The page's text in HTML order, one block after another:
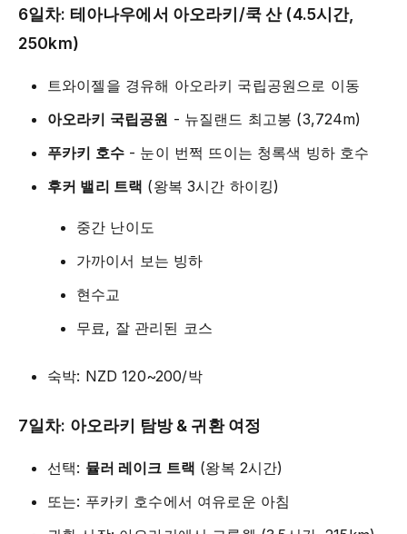
6일차: 테아나우에서 아오라키/쿡 산 (4.5시간,
250km)
트와이젤을 경유해 아오라키 국립공원으로 이동
아오라키 국립공원 - 뉴질랜드 최고봉 (3,724m)
푸카키 호수- 눈이 번쩍 뜨이는 청록색 빙하 호수
후커 밸리 트랙 (왕복 3시간 하이킹)
중간 난이도
가까이서 보는 빙하
현수교
무료, 잘 관리된 코스
숙박: NZD 120~200/박
7일차: 아오라키 탐방 & 귀환 여정
선택: 뮬러 레이크 트랙 (왕복 2시간)
또는: 푸카키 호수에서 여유로운 아침